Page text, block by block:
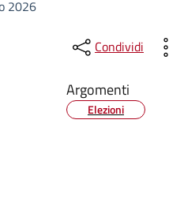
2026
Condividi
Argomenti
Elezioni